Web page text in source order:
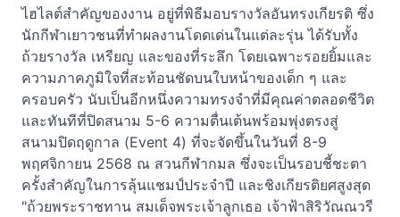
ไฮไลต์สำคัญของงาน อยู่ที่พิธีมอบรางวัลอันทรงเกียรติ ซึ่ง
นักกีฬาเยาวชนที่ทำผลงานโดดเด่นในแต่ละรุ่น ได้รับทั้ง
ถ้วยรางวัล เหรียญ และของที่ระลึก โดยเฉพาะรอยยิ้มและ
ความภาคภูมิใจที่สะท้อนชัดบนใบหน้าของเด็ก ๆ และ
ครอบครัว นับเป็นอีกหนึ่งความทรงจำที่มีคุณค่าตลอดชีวิต
และทันทีที่ปิดสนาม 5-6 ความตื่นเต้นพร้อมพุ่งตรงสู่
สนามปิดฤดูกาล (Event 4) ที่จะจัดขึ้นในวันที่ 8-9
พฤศจิกายน 2568 ณ สวนกีฬากมล ซึ่งจะเป็นรอบชี้ชะตา
ครั้งสำคัญในการลุ้นแชมป์ประจำปี และชิงเกียรติยศสูงสุด
"ถ้วยพระราชทาน สมเด็จพระเจ้าลูกเธอ เจ้าฟ้าสิริวัณณวรี